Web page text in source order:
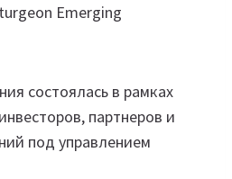
Emerging
состоялась в рамках
партнеров и
под управлением